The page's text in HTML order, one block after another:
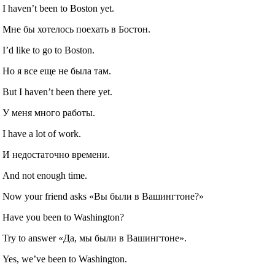
I haven’t been to Boston yet.
Мне бы хотелось поехать в Бостон.
I’d like to go to Boston.
Но я все еще не была там.
But I haven’t been there yet.
У меня много работы.
I have a lot of work.
И недостаточно времени.
And not enough time.
Now your friend asks «Вы были в Вашингтоне?»
Have you been to Washington?
Try to answer «Да, мы были в Вашингтоне».
Yes, we’ve been to Washington.